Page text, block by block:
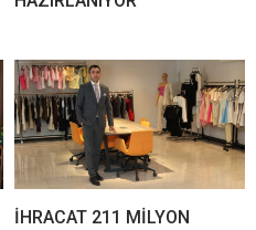
İHRACAT 211 MİLYON